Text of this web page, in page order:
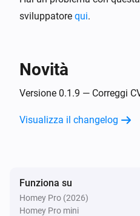
TP-Link Technologies Co.,
registrato di TP-Link
nomi di prodotto, loghi e
implica alcuna affiliazione
sviluppatore qui.
Novità
Versione 0.1.9 — Correggi
Visualizza il changelog
Funziona su
Homey Pro (2026)
Homey Pro mini